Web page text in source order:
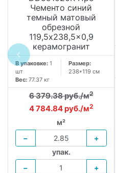
Чементо синий
темный матовый
обрезной
119,5x238,5x0,9
керамогранит
В упаковке: 1
шт
Размер:
238*119 см
Вес: 77.37 кг
6 379.38 руб./м2
4 784.84 руб./м2
м²
−
+
упак.
−
+